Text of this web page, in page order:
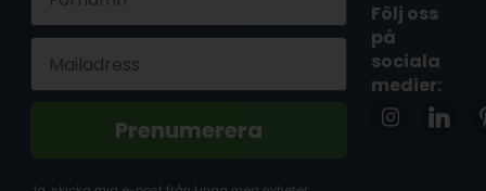
Prenumerera
Följ oss
på
sociala
medier: